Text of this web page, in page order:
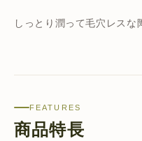
しっとり潤って毛穴レスな
FEATURES
商品特長